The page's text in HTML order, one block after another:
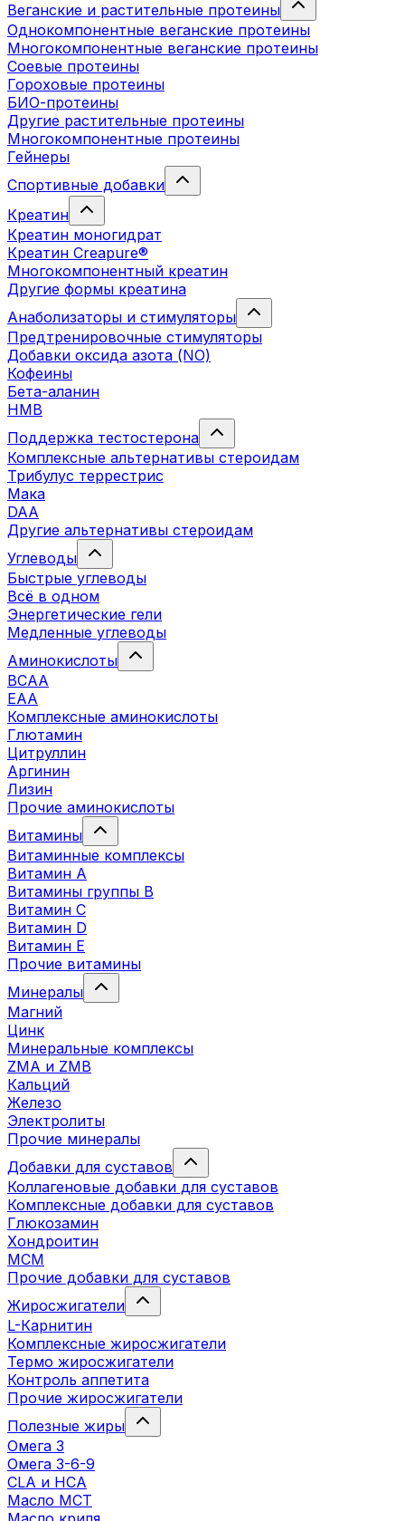
Веганские и растительные протеины
Однокомпонентные веганские протеины
Многокомпонентные веганские протеины
Соевые протеины
Гороховые протеины
БИО-протеины
Другие растительные протеины
Многокомпонентные протеины
Гейнеры
Спортивные добавки
Креатин
Креатин моногидрат
Креатин Creapure®
Многокомпонентный креатин
Другие формы креатина
Анаболизаторы и стимуляторы
Предтренировочные стимуляторы
Добавки оксида азота (NO)
Кофеины
Бета-аланин
HMB
Поддержка тестостерона
Комплексные альтернативы стероидам
Трибулус террестрис
Мака
DAA
Другие альтернативы стероидам
Углеводы
Быстрые углеводы
Всё в одном
Энергетические гели
Медленные углеводы
Аминокислоты
BCAA
EAA
Комплексные аминокислоты
Глютамин
Цитруллин
Аргинин
Лизин
Прочие аминокислоты
Витамины
Витаминные комплексы
Витамин А
Витамины группы В
Витамин C
Витамин D
Витамин Е
Прочие витамины
Минералы
Магний
Цинк
Минеральные комплексы
ZMA и ZMB
Кальций
Железо
Электролиты
Прочие минералы
Добавки для суставов
Коллагеновые добавки для суставов
Комплексные добавки для суставов
Глюкозамин
Хондроитин
MCM
Прочие добавки для суставов
Жиросжигатели
L-Карнитин
Комплексные жиросжигатели
Термо жиросжигатели
Контроль аппетита
Прочие жиросжигатели
Полезные жиры
Омега 3
Омега 3-6-9
CLA и HCA
Масло МСТ